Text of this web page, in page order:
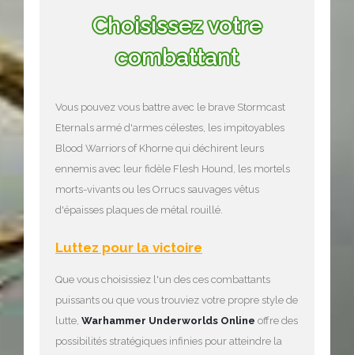
Choisissez votre
combattant
Vous pouvez vous battre avec le brave Stormcast
Eternals armé d'armes célestes, les impitoyables
Blood Warriors of Khorne qui déchirent leurs
ennemis avec leur fidèle Flesh Hound, les mortels
morts-vivants ou les Orrucs sauvages vêtus
d'épaisses plaques de métal rouillé.
Luttez pour la victoire
Que vous choisissiez l'un des ces combattants
puissants ou que vous trouviez votre propre style de
lutte, Warhammer Underworlds Online offre des
possibilités stratégiques infinies pour atteindre la